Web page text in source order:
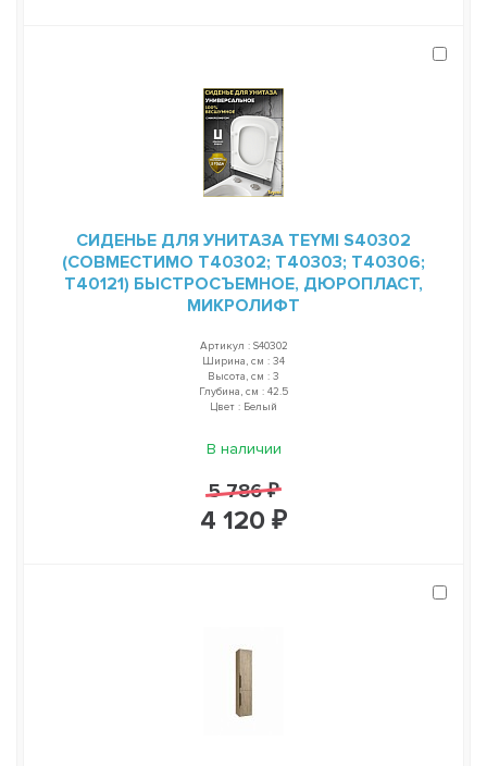
СИДЕНЬЕ ДЛЯ УНИТАЗА TEYMI S40302
(СОВМЕСТИМО T40302; T40303; T40306;
T40121) БЫСТРОСЪЕМНОЕ, ДЮРОПЛАСТ,
МИКРОЛИФТ
Артикул : S40302
Ширина, см : 34
Высота, см : 3
Глубина, см : 42.5
Цвет : Белый
В наличии
5 786 ₽
4 120 ₽